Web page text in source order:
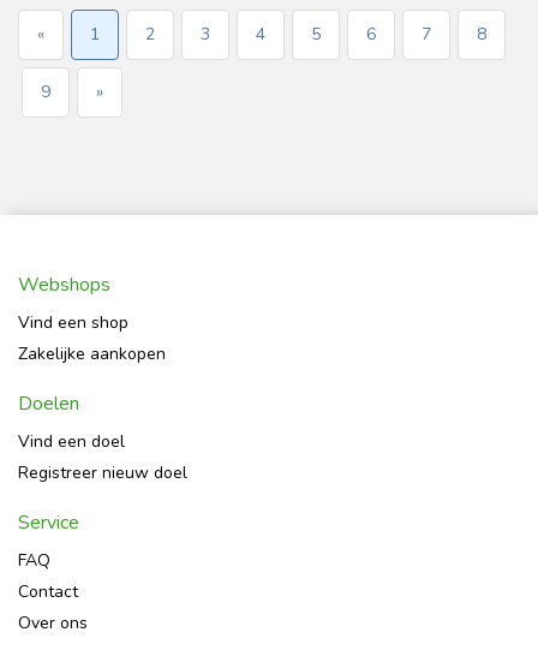
« 1 2 3 4 5 6 7 8
9 »
Webshops
Vind een shop
Zakelijke aankopen
Doelen
Vind een doel
Registreer nieuw doel
Service
FAQ
Contact
Over ons